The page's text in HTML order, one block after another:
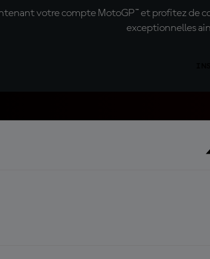
votre compte MotoGP™ et profitez de
exceptionnelles